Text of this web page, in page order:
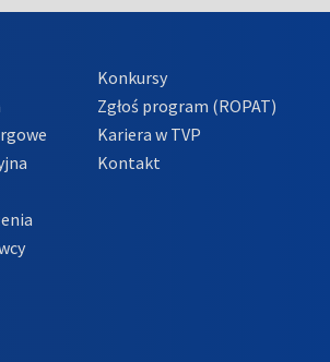
Konkursy
Zgłoś program (ROPAT)
Kariera w TVP
Kontakt